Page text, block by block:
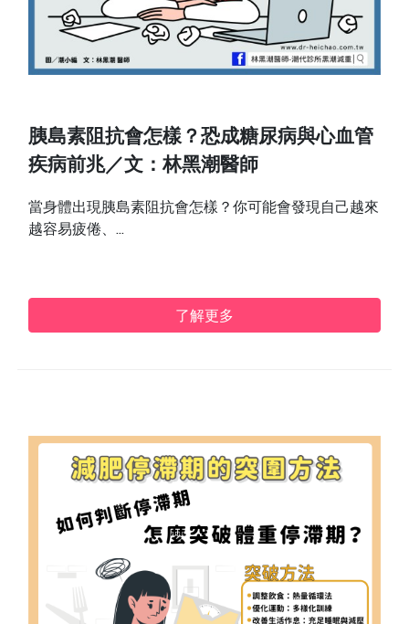
胰島素阻抗會怎樣？恐成糖尿病與心血管
疾病前兆／文：林黑潮醫師
當身體出現胰島素阻抗會怎樣？你可能會發現自己越來
越容易疲倦、...
了解更多